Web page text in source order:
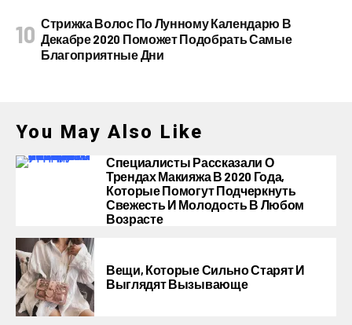
Стрижка Волос По Лунному Календарю В
Декабре 2020 Поможет Подобрать Самые
Благоприятные Дни
You May Also Like
Специалисты Рассказали О
Трендах Макияжа В 2020 Года,
Которые Помогут Подчеркнуть
Свежесть И Молодость В Любом
Возрасте
Вещи, Которые Сильно Старят И
Выглядят Вызывающе